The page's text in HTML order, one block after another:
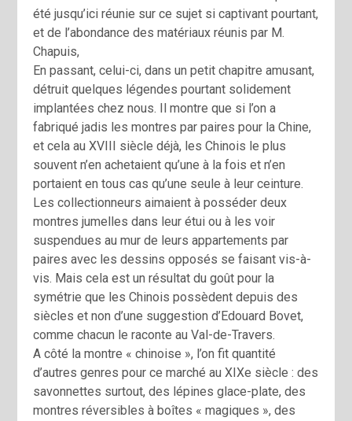
été jusqu’ici réunie sur ce sujet si captivant pourtant,
et de l’abondance des matériaux réunis par M.
Chapuis,
En passant, celui-ci, dans un petit chapitre amusant,
détruit quelques légendes pourtant solidement
implantées chez nous. Il montre que si l’on a
fabriqué jadis les montres par paires pour la Chine,
et cela au XVIII siècle déjà, les Chinois le plus
souvent n’en achetaient qu’une à la fois et n’en
portaient en tous cas qu’une seule à leur ceinture.
Les collectionneurs aimaient à posséder deux
montres jumelles dans leur étui ou à les voir
suspendues au mur de leurs appartements par
paires avec les dessins opposés se faisant vis-à-
vis. Mais cela est un résultat du goût pour la
symétrie que les Chinois possèdent depuis des
siècles et non d’une suggestion d’Edouard Bovet,
comme chacun le raconte au Val-de-Travers.
A côté la montre « chinoise », l’on fit quantité
d’autres genres pour ce marché au XIXe siècle : des
savonnettes surtout, des lépines glace-plate, des
montres réversibles à boîtes « magiques », des